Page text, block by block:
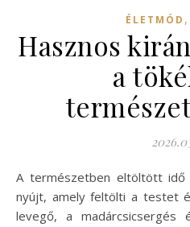
ÉLETMÓD ,
Hasznos
a
A természetben eltöltött idő mindig különleges élményt
nyújt, amely feltölti a testet
levegő, a